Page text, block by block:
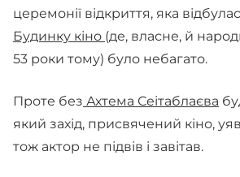
церемонії відкриття, яка
Будинку кіно (де, власне, й
53 роки тому) було небагато.
Проте без Ахтема Сеітаблаєва
який захід, присвячений кіно,
тож актор не підвів і завітав.